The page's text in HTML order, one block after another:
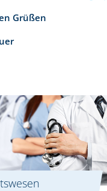
Grüßen